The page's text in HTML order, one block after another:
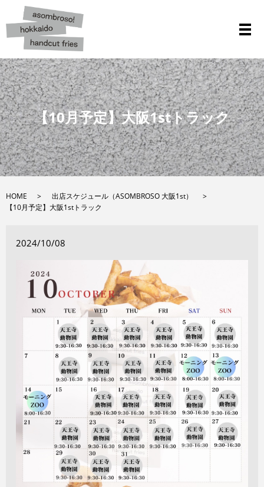
メ
【10月予定】大阪1stトラック
HOME
出店スケジュール（ASOMBROSO 大阪1st）
【10月予定】大阪1stトラック
2024/10/08